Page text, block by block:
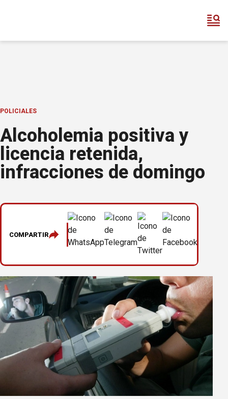
POLICIALES
Alcoholemia positiva y
licencia retenida,
infracciones de domingo
COMPARTIR